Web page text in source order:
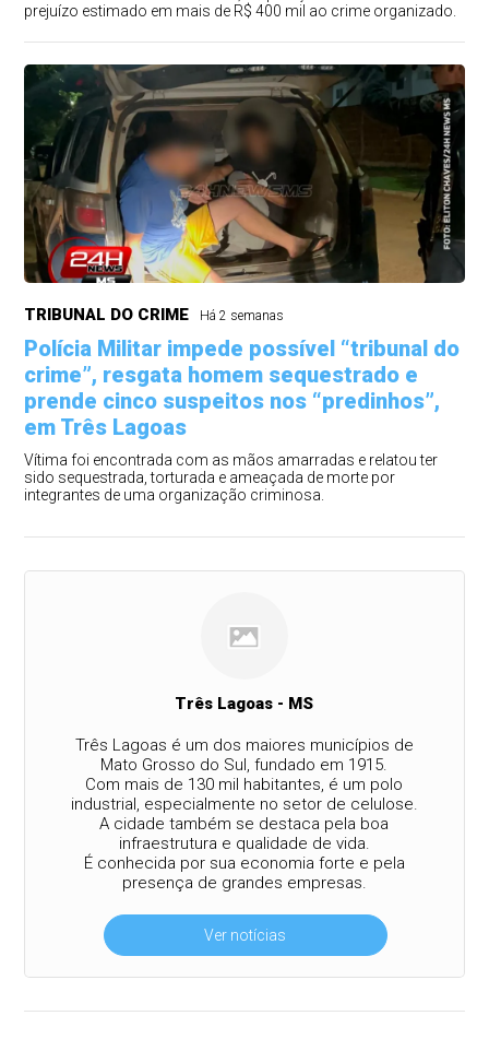
prejuízo estimado em mais de R$ 400 mil ao crime organizado.
TRIBUNAL DO CRIME Há 2 semanas
Polícia Militar impede possível “tribunal do
crime”, resgata homem sequestrado e
prende cinco suspeitos nos “predinhos”,
em Três Lagoas
Vítima foi encontrada com as mãos amarradas e relatou ter
sido sequestrada, torturada e ameaçada de morte por
integrantes de uma organização criminosa.
Três Lagoas - MS
Três Lagoas é um dos maiores municípios de
Mato Grosso do Sul, fundado em 1915.
Com mais de 130 mil habitantes, é um polo
industrial, especialmente no setor de celulose.
A cidade também se destaca pela boa
infraestrutura e qualidade de vida.
É conhecida por sua economia forte e pela
presença de grandes empresas.
Ver notícias